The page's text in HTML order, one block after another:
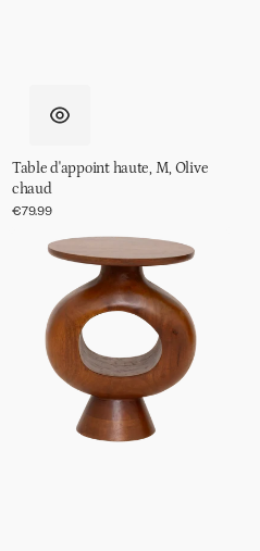
Table d'appoint haute, M, Olive
chaud
Prix
€79.99
Table
d'appoint